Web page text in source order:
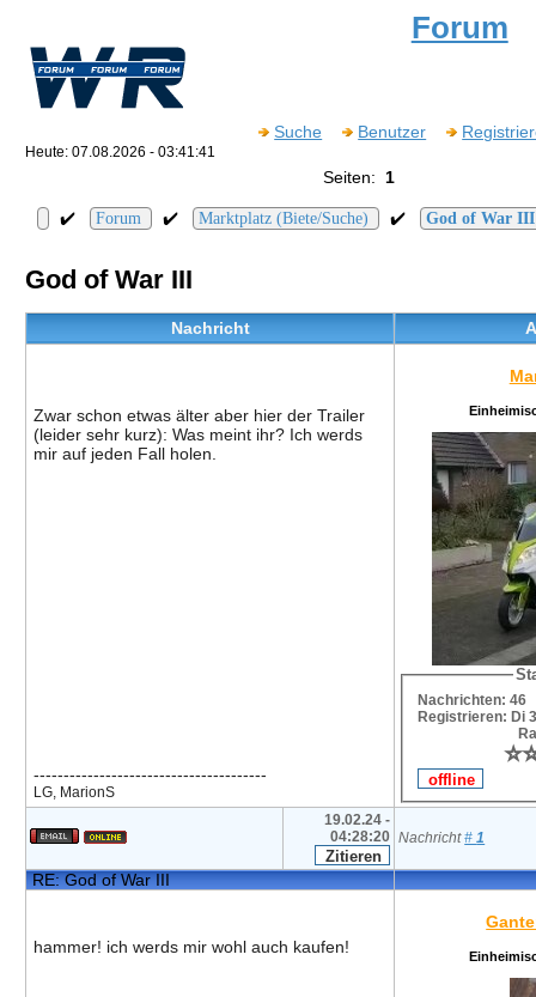
Forum
Suche Benutzer
Heute: 07.08.2026 - 03:41:41
Seiten: 1
✔️ Forum ✔️ Marktplatz (Biete/Suche) ✔️ God of War III
God of War III
Nachricht
Zwar schon etwas älter aber hier der Trailer
(leider sehr kurz): Was meint ihr? Ich werds
mir auf jeden Fall holen.
---------------------------------------
LG, MarionS
Nachrichten: 46
Registrieren: Di
⭐
⭐
19.02.24 -
04:28:20 Nachricht#1
RE: God of War III
hammer! ich werds mir wohl auch kaufen!